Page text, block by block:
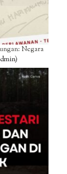
Negara